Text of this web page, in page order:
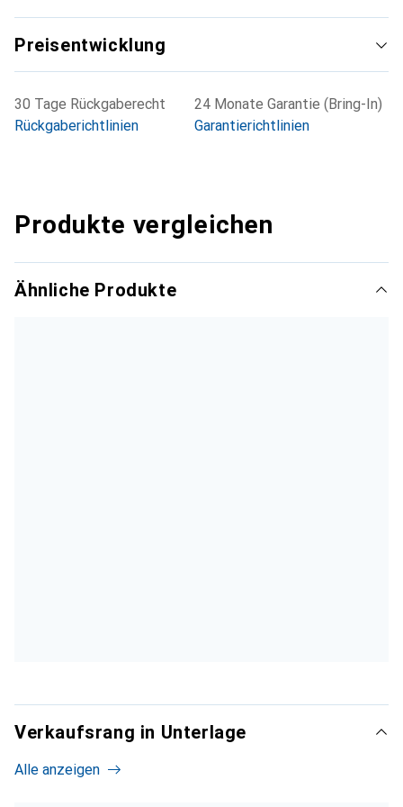
Preisentwicklung
30 Tage Rückgaberecht
Rückgaberichtlinien
24 Monate Garantie (Bring-In)
Garantierichtlinien
Produkte vergleichen
Ähnliche Produkte
Verkaufsrang in Unterlage
Alle anzeigen